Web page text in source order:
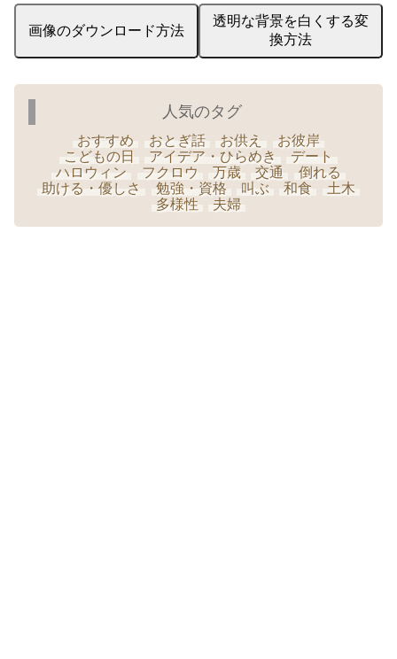
画像のダウンロード方法
透明な背景を白くする変
換方法
人気のタグ
おすすめ おとぎ話 お供え
お彼岸
こどもの日
アイデア・ひらめき
デート
ハロウィン
フクロウ 万歳 交通
倒れる
助ける・優しさ
勉強・資格 叫ぶ 和食
土木
多様性
夫婦